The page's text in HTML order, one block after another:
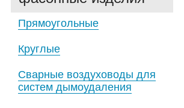
Прямоугольные
Круглые
Сварные воздуховоды для
систем дымоудаления